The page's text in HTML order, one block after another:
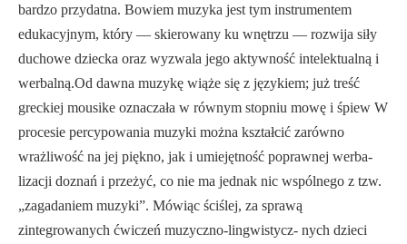
bardzo przydatna. Bowiem muzyka jest tym instrumentem
eduka­cyjnym, który — skierowany ku wnętrzu — rozwija siły
duchowe dziecka oraz wyzwala jego aktywność intelektualną i
werbalną.Od dawna muzykę wiąże się z językiem; już treść
greckiej mousike oznaczała w równym stopniu mowę i śpiew W
procesie percypowania muzyki można kształcić zarówno
wrażliwość na jej piękno, jak i umiejętność poprawnej werba­
lizacji doznań i przeżyć, co nie ma jednak nic wspólnego z tzw.
„zagadaniem mu­zyki”. Mówiąc ściślej, za sprawą
zintegrowanych ćwiczeń muzyczno-lingwistycz- nych dzieci